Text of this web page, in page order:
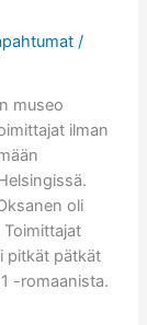
/
museo
ilman
oli
pitkät pätkät
-romaanista.